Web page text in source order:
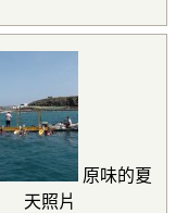
原味的夏
天照片